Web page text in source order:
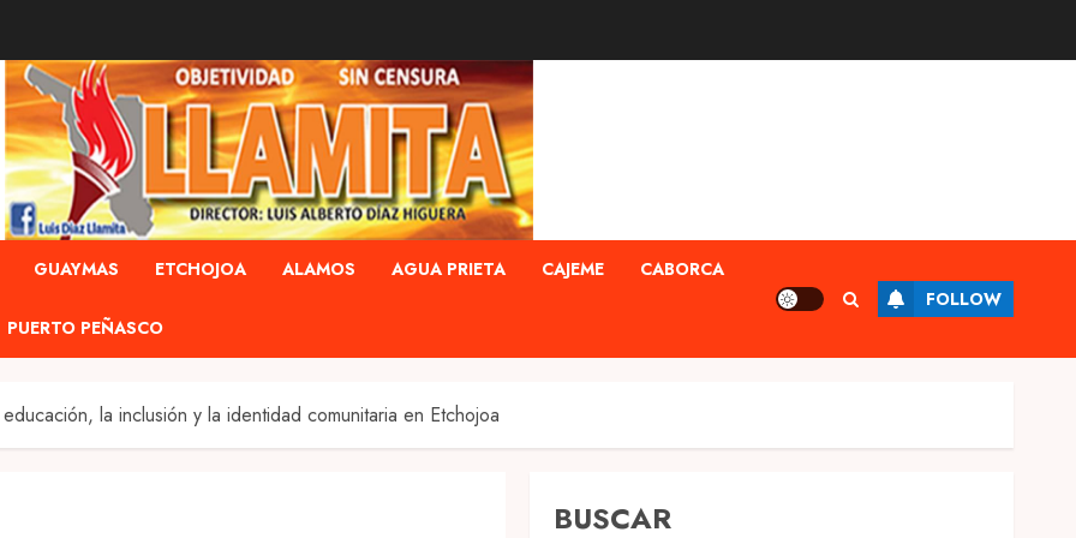
GUAYMAS ETCHOJOA ALAMOS AGUA PRIETA CAJEME CABORCA
PUERTO PEÑASCO
FOLLOW
la inclusión y la identidad comunitaria en Etchojoa
BUSCAR